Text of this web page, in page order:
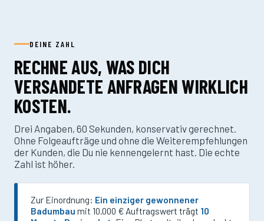
DEINE ZAHL
RECHNE AUS, WAS DICH
VERSANDETE ANFRAGEN WIRKLICH
KOSTEN.
Drei Angaben, 60 Sekunden, konservativ gerechnet.
Ohne Folgeaufträge und ohne die Weiterempfehlungen
der Kunden, die Du nie kennengelernt hast. Die echte
Zahl ist höher.
Zur Einordnung: Ein einziger gewonnener
Badumbau mit 10.000 € Auftragswert trägt 10